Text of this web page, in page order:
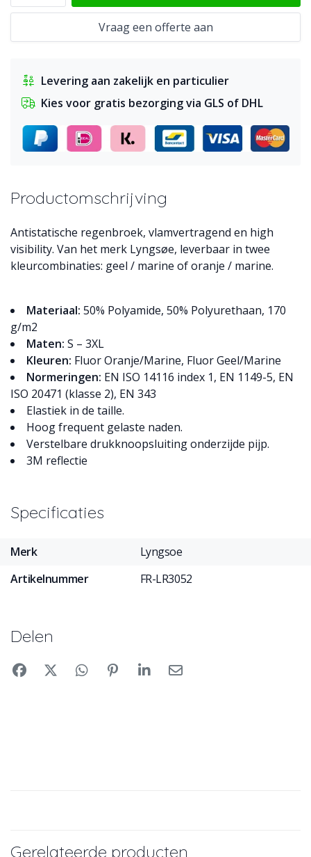
Vraag een offerte aan
Levering aan zakelijk en particulier
Kies voor gratis bezorging via GLS of DHL
Productomschrijving
Antistatische regenbroek, vlamvertragend en high
visibility. Van het merk Lyngsøe, leverbaar in twee
kleurcombinaties: geel / marine of oranje / marine.
Materiaal: 50% Polyamide, 50% Polyurethaan, 170
g/m2
Maten: S – 3XL
Kleuren: Fluor Oranje/Marine, Fluor Geel/Marine
Normeringen: EN ISO 14116 index 1, EN 1149-5, EN
ISO 20471 (klasse 2), EN 343
Elastiek in de taille.
Hoog frequent gelaste naden.
Verstelbare drukknoopsluiting onderzijde pijp.
3M reflectie
Specificaties
Merk
Lyngsoe
Artikelnummer
FR-LR3052
Delen
Gerelateerde producten